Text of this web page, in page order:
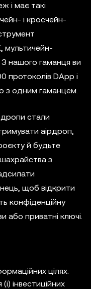
і має такі
і кросчейн-
, мультичейн-
З нашого гаманця ви
DApp і
з одним гаманцем.
стали
аірдроп,
й будьте
з
щоб відкрити
конфіденційну
або приватні ключі.
цілях.
інвестиційних